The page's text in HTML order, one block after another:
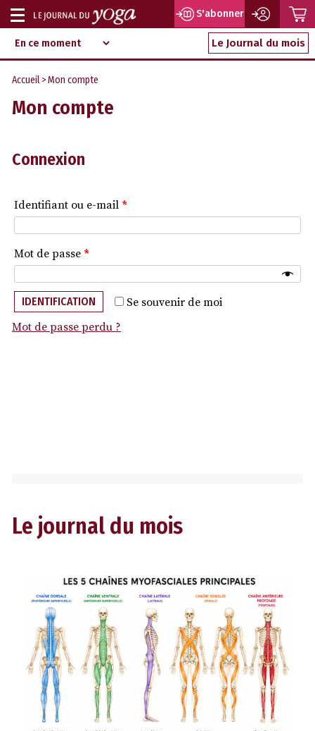
Aller
au
contenu
d‘information
indépendant
Afficher
ou
masquer
la
navigation
S'abonner
Le Journal du mois
Accueil > Mon compte
Mon compte
Connexion
Identifiant ou e-mail *
Mot de passe *
Se souvenir de moi
IDENTIFICATION
Mot de passe perdu ?
Le journal du mois